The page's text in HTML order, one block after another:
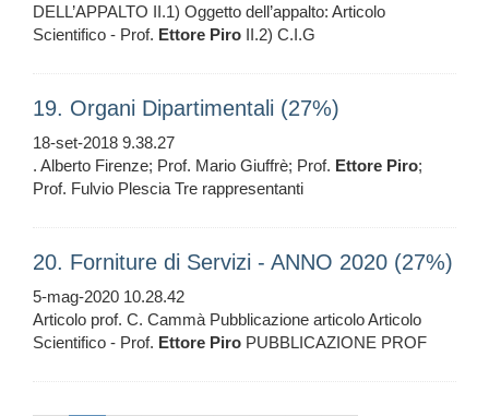
DELL’APPALTO II.1) Oggetto dell’appalto: Articolo
Scientifico - Prof. Ettore Piro II.2) C.I.G
19. Organi Dipartimentali (27%)
18-set-2018 9.38.27
. Alberto Firenze; Prof. Mario Giuffrè; Prof. Ettore Piro;
Prof. Fulvio Plescia Tre rappresentanti
20. Forniture di Servizi - ANNO 2020 (27%)
5-mag-2020 10.28.42
Articolo prof. C. Cammà Pubblicazione articolo Articolo
Scientifico - Prof. Ettore Piro PUBBLICAZIONE PROF